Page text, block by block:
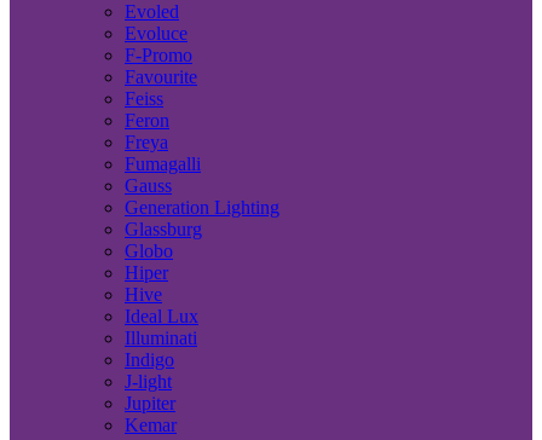
Evoled
Evoluce
F-Promo
Favourite
Feiss
Feron
Freya
Fumagalli
Gauss
Generation Lighting
Glassburg
Globo
Hiper
Hive
Ideal Lux
Illuminati
Indigo
J-light
Jupiter
Kemar